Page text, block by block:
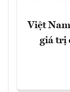
Việt
giá trị